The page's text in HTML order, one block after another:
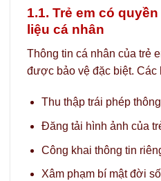
1.1. Trẻ em có
liệu cá nhân
Thông tin cá nhân của trẻ
được bảo vệ đặc biệt. Các
Thu thập trái phép
Đăng tải hình ảnh của
Công khai thông tin
Xâm phạm bí mật đời